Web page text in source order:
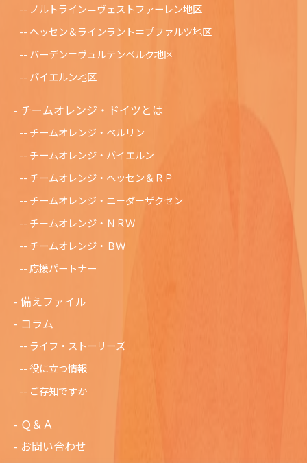
ノルトライン＝ヴェストファーレン地区
ヘッセン＆ラインラント＝プファルツ地区
バーデン＝ヴュルテンベルク地区
バイエルン地区
チームオレンジ・ドイツとは
チームオレンジ・ベルリン
チームオレンジ・バイエルン
チームオレンジ・ヘッセン＆ＲＰ
チームオレンジ・ニ－ダ－ザクセン
チ－ムオレンジ・ＮＲＷ
チームオレンジ・ＢＷ
応援パートナー
備えファイル
コラム
ライフ・ストーリーズ
役に立つ情報
ご存知ですか
Ｑ＆Ａ
お問い合わせ